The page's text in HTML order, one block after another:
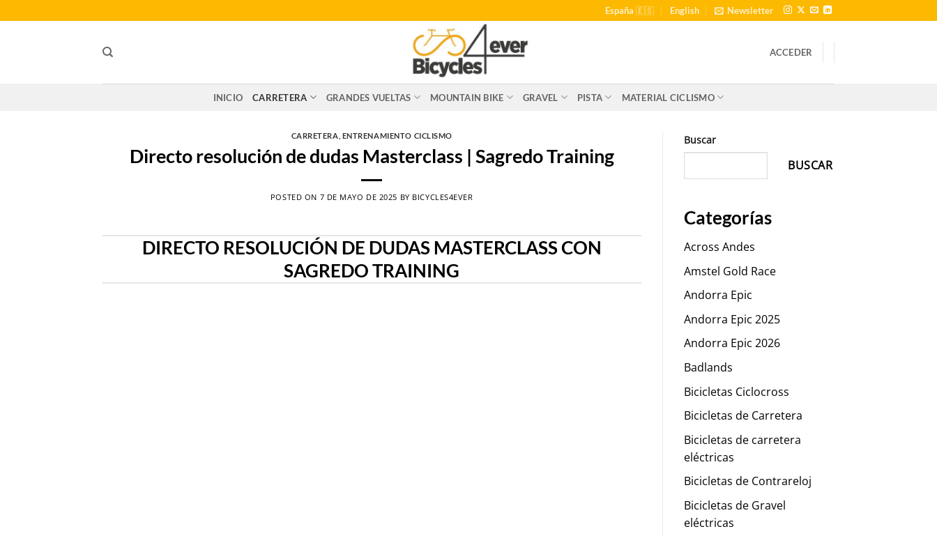
al
España 🇪🇸 English Newsletter
ACCEDER
INICIO CARRETERA GRANDES VUELTAS MOUNTAIN BIKE GRAVEL PISTA MATERIAL CICLISMO
CARRETERA ENTRENAMIENTO CICLISMO
Directo resolución de dudas Masterclass | Sagredo Training
POSTED ON 7 DE MAYO DE 2025 BY BICYCLES4EVER
DIRECTO RESOLUCIÓN DE DUDAS MASTERCLASS CON
SAGREDO TRAINING
Buscar
BUSCAR
Categorías
Across Andes
Amstel Gold Race
Andorra Epic
Andorra Epic 2025
Andorra Epic 2026
Badlands
Bicicletas Ciclocross
Bicicletas de Carretera
Bicicletas de carretera
eléctricas
Bicicletas de Contrareloj
Bicicletas de Gravel
eléctricas